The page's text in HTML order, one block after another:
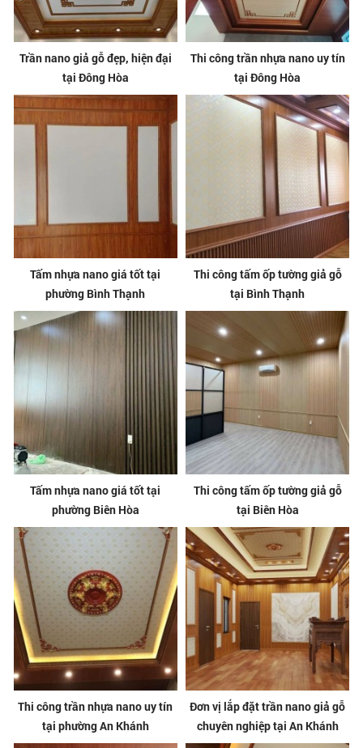
Trần nano giả gỗ đẹp, hiện đại
tại Đông Hòa
Thi công trần nhựa nano uy tín
tại Đông Hòa
Tấm nhựa nano giá tốt tại
phường Bình Thạnh
Thi công tấm ốp tường giả gỗ
tại Bình Thạnh
Tấm nhựa nano giá tốt tại
phường Biên Hòa
Thi công tấm ốp tường giả gỗ
tại Biên Hòa
Thi công trần nhựa nano uy tín
tại phường An Khánh
Đơn vị lắp đặt trần nano giả gỗ
chuyên nghiệp tại An Khánh